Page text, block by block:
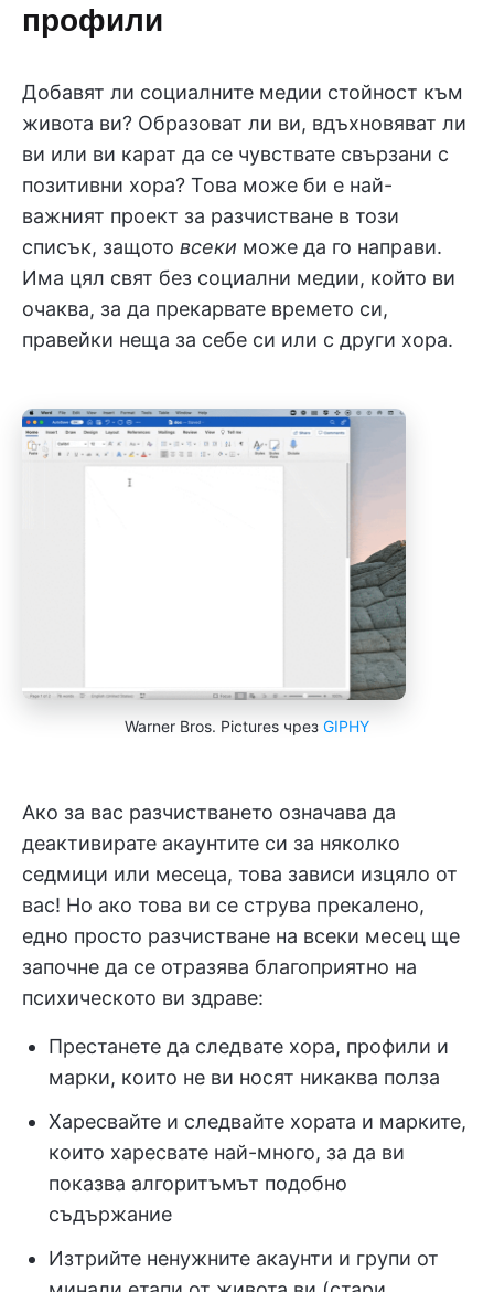
профили
Добавят ли социалните медии стойност към
живота ви? Образоват ли ви, вдъхновяват ли
ви или ви карат да се чувствате свързани с
позитивни хора? Това може би е най-
важният проект за разчистване в този
списък, защото всеки може да го направи.
Има цял свят без социални медии, който ви
очаква, за да прекарвате времето си,
правейки неща за себе си или с други хора.
Warner Bros. Pictures чрез GIPHY
Ако за вас разчистването означава да
деактивирате акаунтите си за няколко
седмици или месеца, това зависи изцяло от
вас! Но ако това ви се струва прекалено,
едно просто разчистване на всеки месец ще
започне да се отразява благоприятно на
психическото ви здраве:
Престанете да следвате хора, профили и
марки, които не ви носят никаква полза
Харесвайте и следвайте хората и марките,
които харесвате най-много, за да ви
показва алгоритъмът подобно
съдържание
Изтрийте ненужните акаунти и групи от